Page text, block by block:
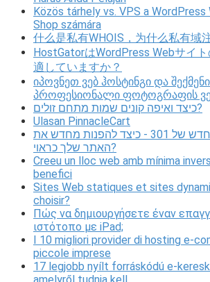
Közös tárhely vs. VPS a
Shop számára
什么是私有WHOIS，为什么私有域
HostGatorはWordPress Webサイ
適していますか？
იპოვნეთ ვებ ჰოსტინგი და
პროფესიონალი ფოტოგრაფის
כיצד ואיפה קונים שמות מתחם זולים?
Ulasan PinnacleCart
מדריך להפניה מחדש של 301 - כיצד להפנות מחדש את
האתר שלך כראוי?
Creeu un lloc web amb mínima
benefici
Sites Web statiques et sites
choisir?
Πώς να δημιουργήσετε έναν
ιστότοπο με iPad;
I 10 migliori provider di hosting e-
piccole imprese
17 legjobb nyílt forráskódú e-